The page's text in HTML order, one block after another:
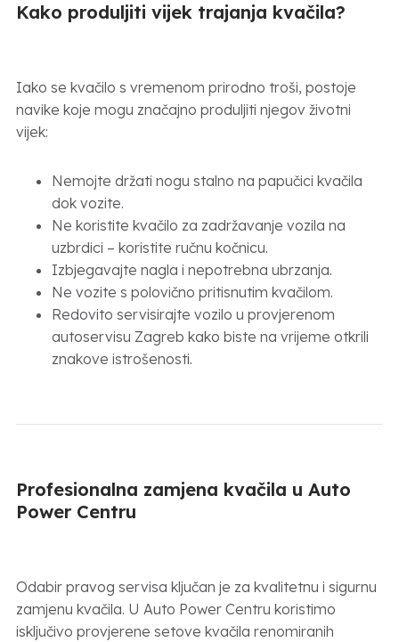
Kako produljiti vijek trajanja kvačila?
Iako se kvačilo s vremenom prirodno troši, postoje
navike koje mogu značajno produljiti njegov životni
vijek:
Nemojte držati nogu stalno na papučici kvačila
dok vozite.
Ne koristite kvačilo za zadržavanje vozila na
uzbrdici – koristite ručnu kočnicu.
Izbjegavajte nagla i nepotrebna ubrzanja.
Ne vozite s polovično pritisnutim kvačilom.
Redovito servisirajte vozilo u provjerenom
autoservisu Zagreb kako biste na vrijeme otkrili
znakove istrošenosti.
Profesionalna zamjena kvačila u Auto
Power Centru
Odabir pravog servisa ključan je za kvalitetnu i sigurnu
zamjenu kvačila. U Auto Power Centru koristimo
isključivo provjerene setove kvačila renomiranih